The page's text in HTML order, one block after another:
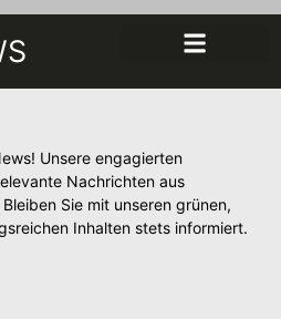
Unsere engagierten
Nachrichten aus
Sie mit unseren grünen,
Inhalten stets informiert.